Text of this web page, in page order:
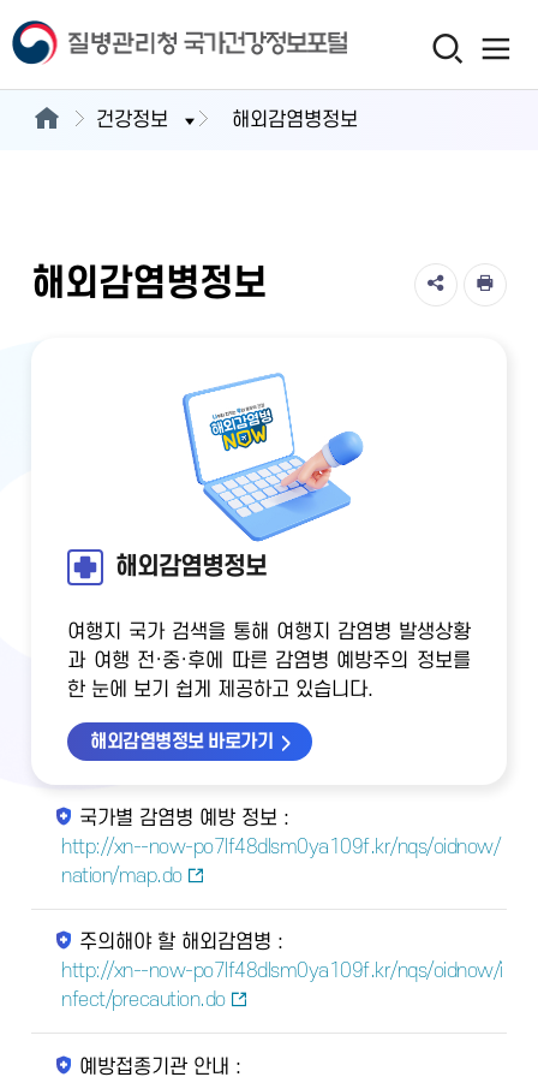
건강정보 해외감염병정보
해외감염병정보
해외감염병정보
여행지 국가 검색을 통해 여행지 감염병 발생상황
과 여행 전·중·후에 따른 감염병 예방주의 정보를
한 눈에 보기 쉽게 제공하고 있습니다.
해외감염병정보 바로가기
국가별 감염병 예방 정보 :
http://xn--now-po7lf48dlsm0ya109f.kr/nqs/oidnow/
nation/map.do
주의해야 할 해외감염병 :
http://xn--now-po7lf48dlsm0ya109f.kr/nqs/oidnow/i
nfect/precaution.do
예방접종기관 안내 :